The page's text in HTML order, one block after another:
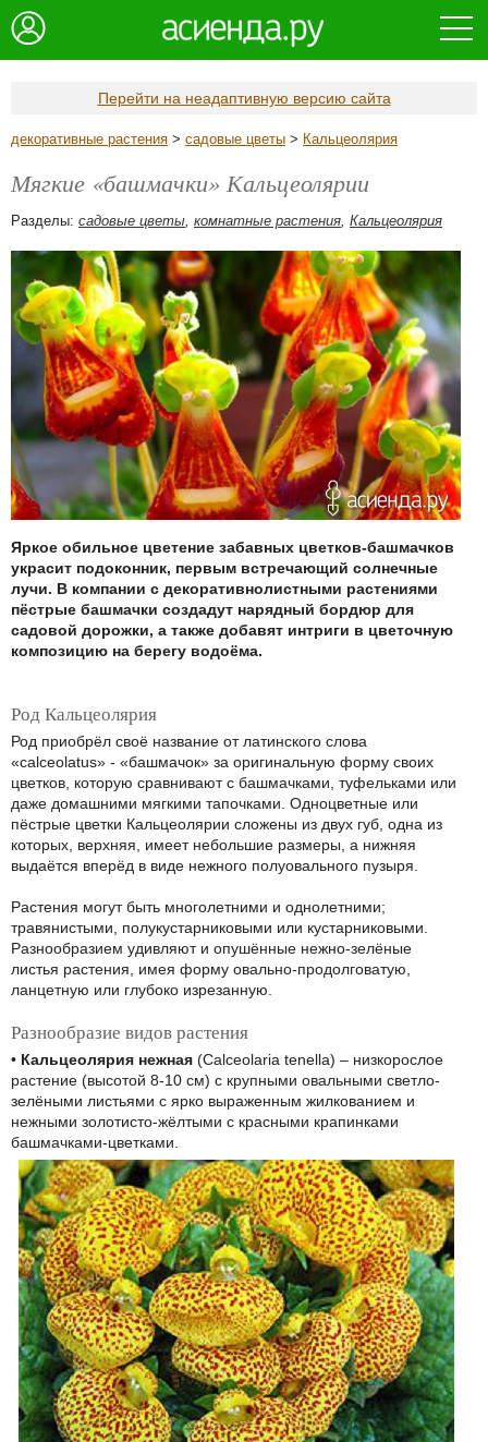
Перейти на неадаптивную версию сайта
декоративные растения > садовые цветы > Кальцеолярия
Мягкие «башмачки» Кальцеолярии
Разделы: садовые цветы, комнатные растения, Кальцеолярия
Яркое обильное цветение забавных цветков-башмачков
украсит подоконник, первым встречающий солнечные
лучи. В компании с декоративнолистными растениями
пёстрые башмачки создадут нарядный бордюр для
садовой дорожки, а также добавят интриги в цветочную
композицию на берегу водоёма.
Род Кальцеолярия
Род приобрёл своё название от латинского слова
«calceolatus» - «башмачок» за оригинальную форму своих
цветков, которую сравнивают с башмачками, туфельками или
даже домашними мягкими тапочками. Одноцветные или
пёстрые цветки Кальцеолярии сложены из двух губ, одна из
которых, верхняя, имеет небольшие размеры, а нижняя
выдаётся вперёд в виде нежного полуовального пузыря.
Растения могут быть многолетними и однолетними;
травянистыми, полукустарниковыми или кустарниковыми.
Разнообразием удивляют и опушённые нежно-зелёные
листья растения, имея форму овально-продолговатую,
ланцетную или глубоко изрезанную.
Разнообразие видов растения
• Кальцеолярия нежная (Calceolaria tenella) – низкорослое
растение (высотой 8-10 см) с крупными овальными светло-
зелёными листьями с ярко выраженным жилкованием и
нежными золотисто-жёлтыми с красными крапинками
башмачками-цветками.